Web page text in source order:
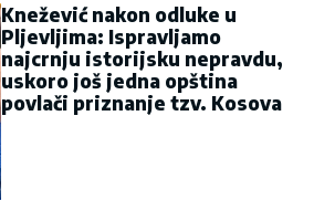
Knežević nakon odluke u
Pljevljima: Ispravljamo
najcrnju istorijsku nepravdu,
uskoro još jedna opština
povlači priznanje tzv. Kosova